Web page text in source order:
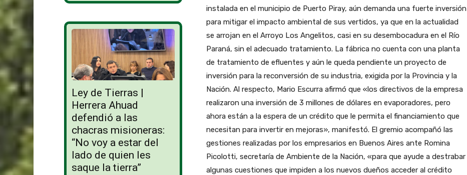
Ley de Tierras |
Herrera Ahuad
defendió a las
chacras misioneras:
“No voy a estar del
lado de quien les
saque la tierra”
instalada en el municipio de Puerto Piray, aún demanda una fuerte inversión
para mitigar el impacto ambiental de sus vertidos, ya que en la actualidad
se arrojan en el Arroyo Los Angelitos, casi en su desembocadura en el Río
Paraná, sin el adecuado tratamiento. La fábrica no cuenta con una planta
de tratamiento de efluentes y aún le queda pendiente un proyecto de
inversión para la reconversión de su industria, exigida por la Provincia y la
Nación. Al respecto, Mario Escurra afirmó que «los directivos de la empresa
realizaron una inversión de 3 millones de dólares en evaporadores, pero
ahora están a la espera de un crédito que le permita el financiamiento que
necesitan para invertir en mejoras», manifestó. El gremio acompañó las
gestiones realizadas por los empresarios en Buenos Aires ante Romina
Picolotti, secretaría de Ambiente de la Nación, «para que ayude a destrabar
algunas cuestiones que impiden a los nuevos dueños acceder al crédito